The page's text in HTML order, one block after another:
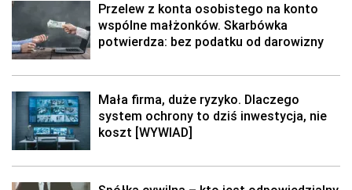
Przelew z konta osobistego na konto
wspólne małżonków. Skarbówka
potwierdza: bez podatku od darowizny
Mała firma, duże ryzyko. Dlaczego
system ochrony to dziś inwestycja, nie
koszt [WYWIAD]